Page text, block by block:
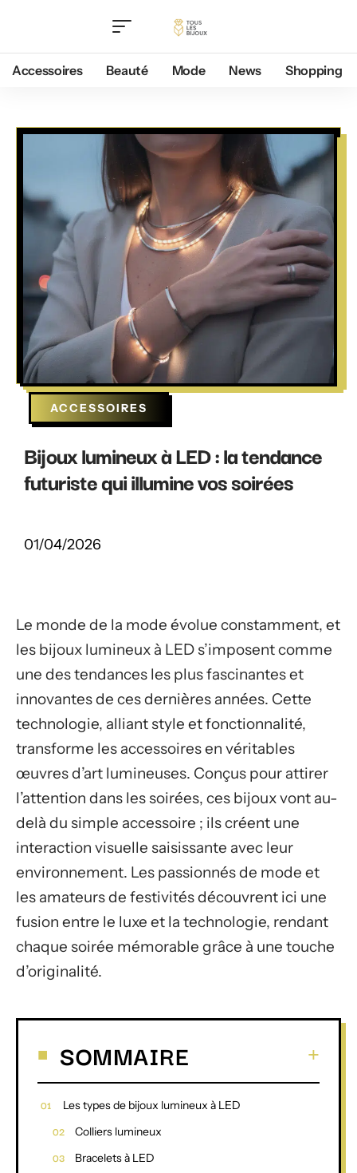
Accessoires Beauté Mode News Shopping
ACCESSOIRES
Bijoux lumineux à LED : la tendance
futuriste qui illumine vos soirées
01/04/2026
Le monde de la mode évolue constamment, et
les bijoux lumineux à LED s’imposent comme
une des tendances les plus fascinantes et
innovantes de ces dernières années. Cette
technologie, alliant style et fonctionnalité,
transforme les accessoires en véritables
œuvres d’art lumineuses. Conçus pour attirer
l’attention dans les soirées, ces bijoux vont au-
delà du simple accessoire ; ils créent une
interaction visuelle saisissante avec leur
environnement. Les passionnés de mode et
les amateurs de festivités découvrent ici une
fusion entre le luxe et la technologie, rendant
chaque soirée mémorable grâce à une touche
d’originalité.
SOMMAIRE
Les types de bijoux lumineux à LED
Colliers lumineux
Bracelets à LED